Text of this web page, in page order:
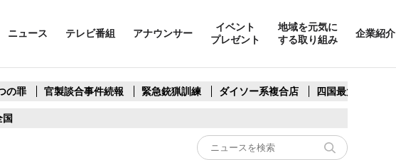
ニュース テレビ番組 アナウンサー
イベント
プレゼント
地域を元気に
する取り組み
企業紹介
の罪 官製談合事件続報 緊急銃猟訓練 ダイソー系複合店 四国最大スリコ
国